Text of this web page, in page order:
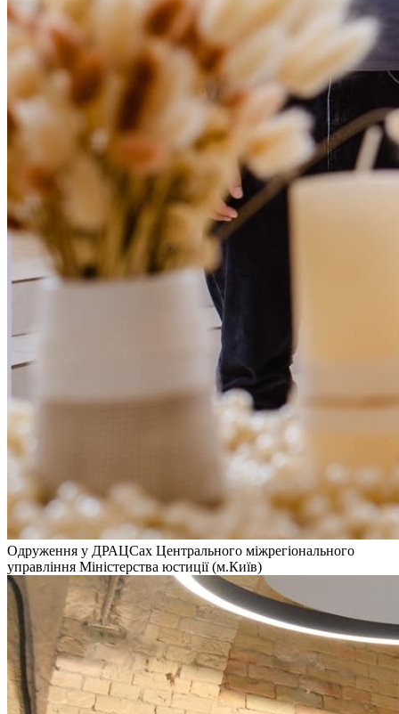
Одруження у ДРАЦСах Центрального міжрегіонального
управління Міністерства юстиції (м.Київ)